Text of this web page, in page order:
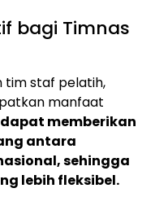
bagi Timnas
tim staf pelatih,
manfaat
memberikan
antara
sehingga
lebih fleksibel.